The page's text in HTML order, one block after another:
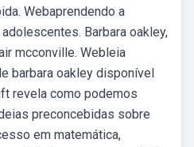
Webaprendendo a
Barbara oakley,
mcconville. Webleia
barbara oakley disponível
revela como podemos
preconcebidas sobre
em matemática,